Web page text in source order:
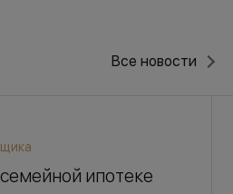
Все новости
ипотеке